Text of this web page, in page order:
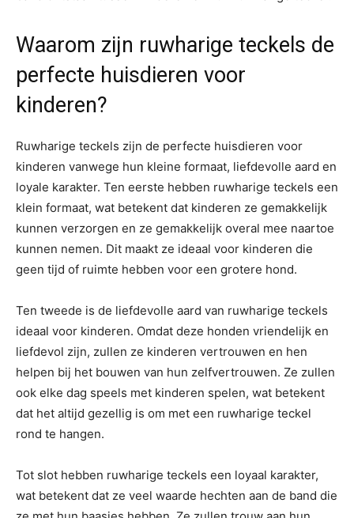
Waarom zijn ruwharige teckels de
perfecte huisdieren voor
kinderen?
Ruwharige teckels zijn de perfecte huisdieren voor
kinderen vanwege hun kleine formaat, liefdevolle aard en
loyale karakter. Ten eerste hebben ruwharige teckels een
klein formaat, wat betekent dat kinderen ze gemakkelijk
kunnen verzorgen en ze gemakkelijk overal mee naartoe
kunnen nemen. Dit maakt ze ideaal voor kinderen die
geen tijd of ruimte hebben voor een grotere hond.
Ten tweede is de liefdevolle aard van ruwharige teckels
ideaal voor kinderen. Omdat deze honden vriendelijk en
liefdevol zijn, zullen ze kinderen vertrouwen en hen
helpen bij het bouwen van hun zelfvertrouwen. Ze zullen
ook elke dag speels met kinderen spelen, wat betekent
dat het altijd gezellig is om met een ruwharige teckel
rond te hangen.
Tot slot hebben ruwharige teckels een loyaal karakter,
wat betekent dat ze veel waarde hechten aan de band die